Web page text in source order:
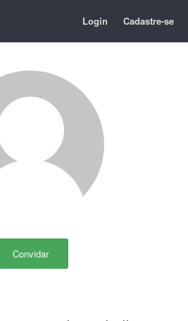
Login Cadastre-se
Convidar